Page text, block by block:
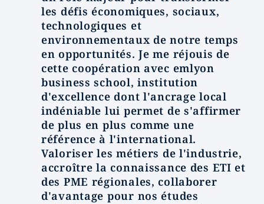
les défis économiques, sociaux,
technologiques et
environnementaux de notre temps
en opportunités. Je me réjouis de
cette coopération avec emlyon
business school, institution
d'excellence dont l'ancrage local
indéniable lui permet de s'affirmer
de plus en plus comme une
référence à l'international.
Valoriser les métiers de l'industrie,
accroître la connaissance des ETI et
des PME régionales, collaborer
d'avantage pour nos études